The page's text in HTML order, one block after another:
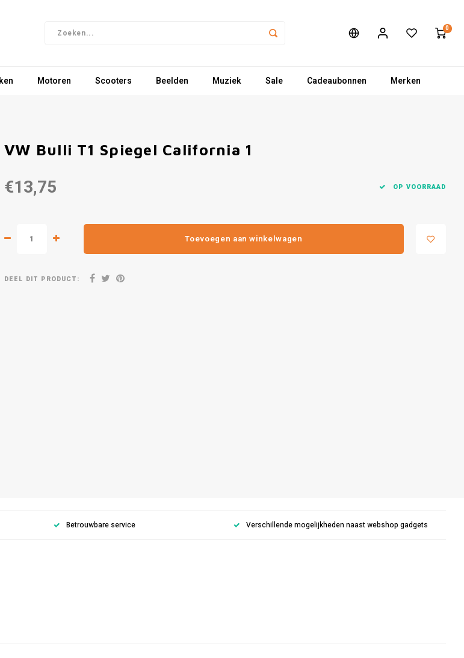
0
Motoren Scooters Beelden Muziek Sale Cadeaubonnen Merken
VW Bulli T1 Spiegel California 1
€13,75 OP VOORRAAD
Toevoegen aan winkelwagen
DEEL DIT PRODUCT:
Betrouwbare service Verschillende mogelijkheden naast webshop gadgets